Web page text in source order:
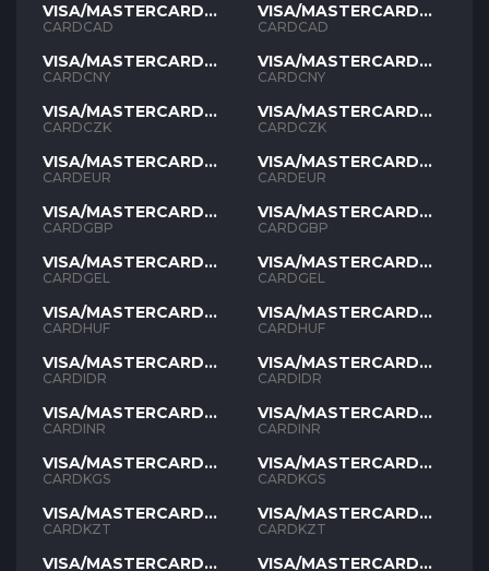
VISA/MASTERCARD
CAD
CARDCAD
VISA/MASTERCARD
CNY
CARDCNY
VISA/MASTERCARD
CZK
CARDCZK
VISA/MASTERCARD
EUR
CARDEUR
VISA/MASTERCARD
GBP
CARDGBP
VISA/MASTERCARD
GEL
CARDGEL
VISA/MASTERCARD
HUF
CARDHUF
VISA/MASTERCARD
IDR
CARDIDR
VISA/MASTERCARD
INR
CARDINR
VISA/MASTERCARD
KGS
CARDKGS
VISA/MASTERCARD
KZT
CARDKZT
VISA/MASTERCARD
VISA/MASTERCARD
CAD
CARDCAD
VISA/MASTERCARD
CNY
CARDCNY
VISA/MASTERCARD
CZK
CARDCZK
VISA/MASTERCARD
EUR
CARDEUR
VISA/MASTERCARD
GBP
CARDGBP
VISA/MASTERCARD
GEL
CARDGEL
VISA/MASTERCARD
HUF
CARDHUF
VISA/MASTERCARD
IDR
CARDIDR
VISA/MASTERCARD
INR
CARDINR
VISA/MASTERCARD
KGS
CARDKGS
VISA/MASTERCARD
KZT
CARDKZT
VISA/MASTERCARD